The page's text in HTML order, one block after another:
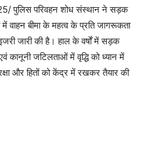
पुलिस परिवहन शोध संस्थान ने सड़क
वाहन बीमा के महत्व के प्रति जागरूकता
जारी की है। हाल के वर्षों में सड़क
जटिलताओं में वृद्धि को ध्यान में
और हितों को केंद्र में रखकर तैयार की